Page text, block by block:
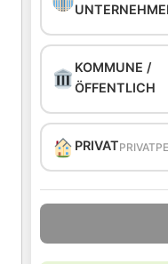
KOMMUNE /
ÖFFENTLICH
PRIVAT